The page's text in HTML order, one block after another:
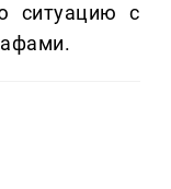
ситуацию с